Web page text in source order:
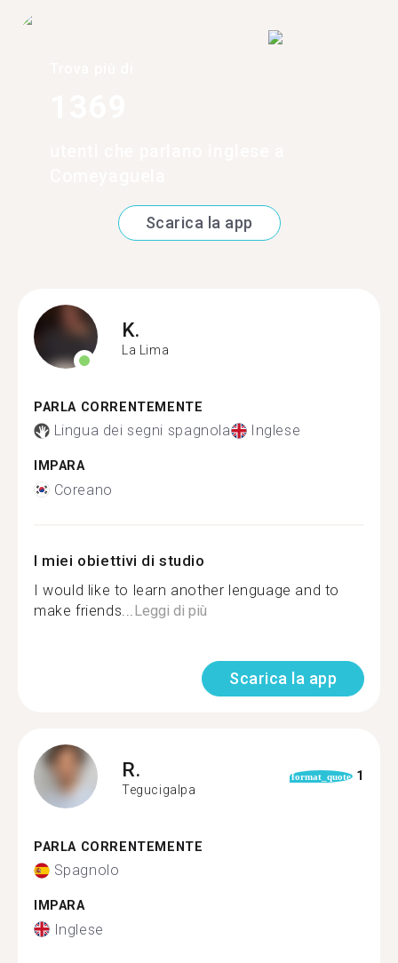
Scarica la app
K.
La Lima
PARLA CORRENTEMENTE
Lingua dei segni spagnola Inglese
IMPARA
Coreano
I miei obiettivi di studio
I would like to learn another lenguage and to
make friends... Leggi di più
Scarica la app
R.
Tegucigalpa
format_quote 1
PARLA CORRENTEMENTE
Spagnolo
IMPARA
Inglese